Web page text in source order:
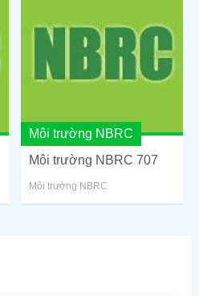
Môi trường NBRC
Môi trường NBRC 707
Môi trường NBRC